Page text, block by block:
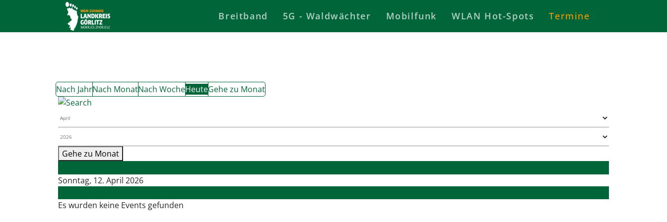
Breitband 5G - Waldwächter Mobilfunk WLAN Hot-Spots Termine
Nach JahrNach MonatNach WocheHeuteGehe zu Monat
Gehe zu Monat
Sonntag, 12. April 2026
Es wurden keine Events gefunden